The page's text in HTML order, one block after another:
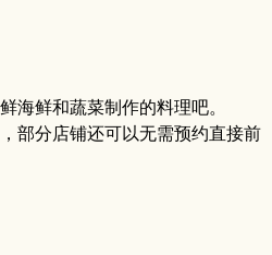
海鲜和蔬菜制作的料理吧。
部分店铺还可以无需预约直接前